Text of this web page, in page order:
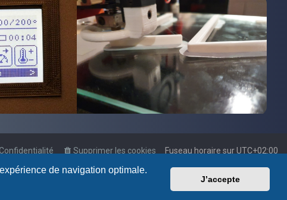
de navigation optimale.
J’accepte
Fuseau horaire surUTC+02:00
Supprimer les cookies
Confidentialité